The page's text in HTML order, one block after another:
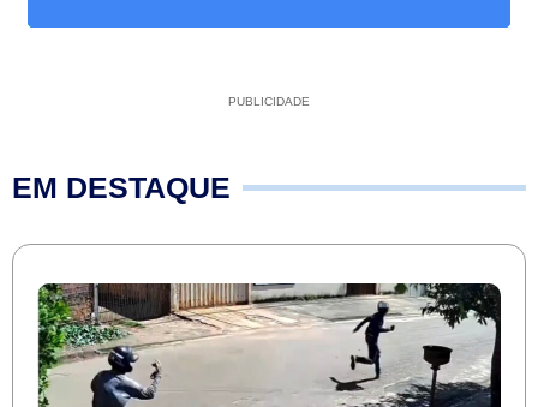
PUBLICIDADE
EM DESTAQUE